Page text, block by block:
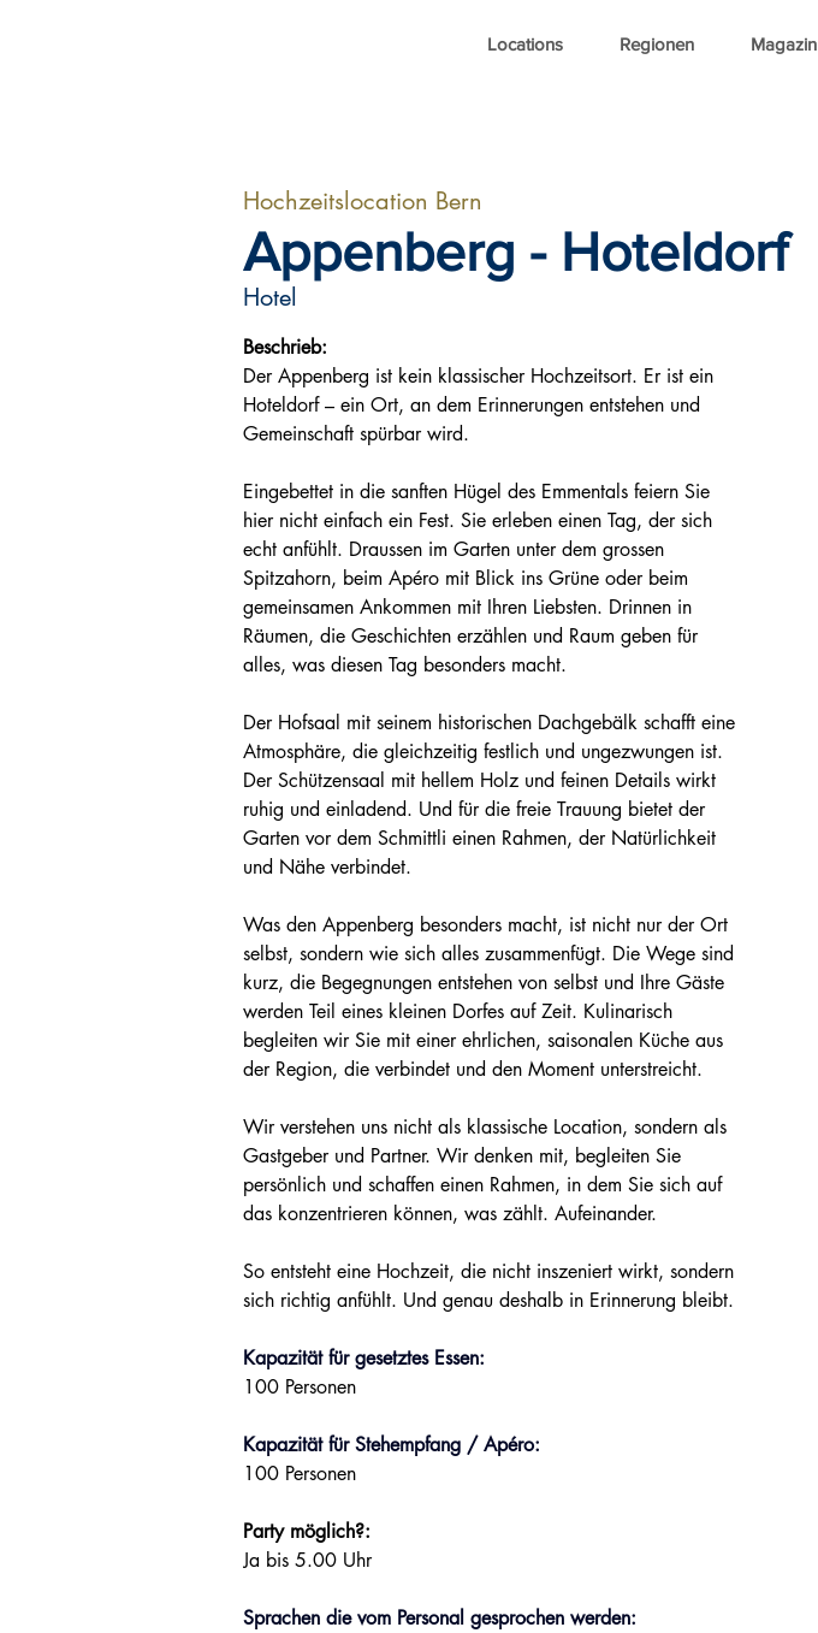
Locations Regionen Magazin
Hochzeitslocation Bern
Appenberg - Hoteldorf
Hotel
Beschrieb:
Der Appenberg ist kein klassischer Hochzeitsort. Er ist ein
Hoteldorf – ein Ort, an dem Erinnerungen entstehen und
Gemeinschaft spürbar wird.
Eingebettet in die sanften Hügel des Emmentals feiern Sie
hier nicht einfach ein Fest. Sie erleben einen Tag, der sich
echt anfühlt. Draussen im Garten unter dem grossen
Spitzahorn, beim Apéro mit Blick ins Grüne oder beim
gemeinsamen Ankommen mit Ihren Liebsten. Drinnen in
Räumen, die Geschichten erzählen und Raum geben für
alles, was diesen Tag besonders macht.
Der Hofsaal mit seinem historischen Dachgebälk schafft eine
Atmosphäre, die gleichzeitig festlich und ungezwungen ist.
Der Schützensaal mit hellem Holz und feinen Details wirkt
ruhig und einladend. Und für die freie Trauung bietet der
Garten vor dem Schmittli einen Rahmen, der Natürlichkeit
und Nähe verbindet.
Was den Appenberg besonders macht, ist nicht nur der Ort
selbst, sondern wie sich alles zusammenfügt. Die Wege sind
kurz, die Begegnungen entstehen von selbst und Ihre Gäste
werden Teil eines kleinen Dorfes auf Zeit. Kulinarisch
begleiten wir Sie mit einer ehrlichen, saisonalen Küche aus
der Region, die verbindet und den Moment unterstreicht.
Wir verstehen uns nicht als klassische Location, sondern als
Gastgeber und Partner. Wir denken mit, begleiten Sie
persönlich und schaffen einen Rahmen, in dem Sie sich auf
das konzentrieren können, was zählt. Aufeinander.
So entsteht eine Hochzeit, die nicht inszeniert wirkt, sondern
sich richtig anfühlt. Und genau deshalb in Erinnerung bleibt.
Kapazität für gesetztes Essen:
100 Personen
Kapazität für Stehempfang / Apéro:
100 Personen
Party möglich?:
Ja bis 5.00 Uhr
Sprachen die vom Personal gesprochen werden: